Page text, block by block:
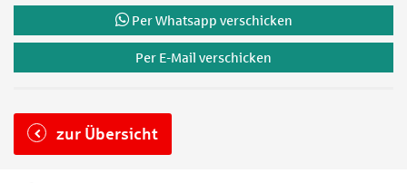
Per Whatsapp verschicken
Per E-Mail verschicken
zur Übersicht